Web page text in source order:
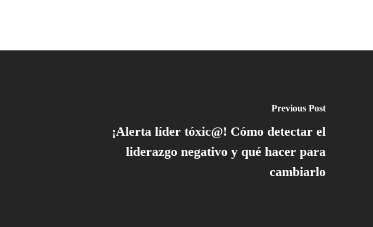
Previous Post
¡Alerta líder tóxic@! Cómo detectar el
liderazgo negativo y qué hacer para
cambiarlo